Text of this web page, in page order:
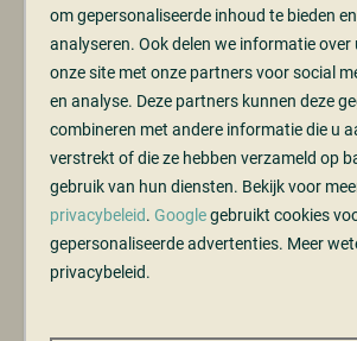
Wie zin heeft in wat stadsleven, rijdt
naar Eindhoven, Tilburg of ’s-
een dagtrip naar België, bijvoorbeeld
eenvoudig te plannen.
Thuysgrond combineert de rust van de
eindeloze mogelijkheden voor
de perfecte plek voor een onbezorgde
om gepersonaliseerde inhoud te bieden
analyseren. Ook delen we informatie over
onze site met onze partners voor social
en analyse. Deze partners kunnen deze
combineren met andere informatie die u
verstrekt of die ze hebben verzameld op
gebruik van hun diensten. Bekijk voor
privacybeleid.Googlegebruikt cookies
gepersonaliseerde advertenties. Meer
privacybeleid.